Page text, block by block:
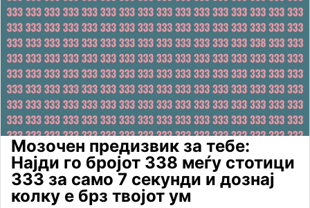
Мозочен предизвик за тебе:
Најди го бројот 338 меѓу стотици
333 за само 7 секунди и дознај
колку е брз твојот ум